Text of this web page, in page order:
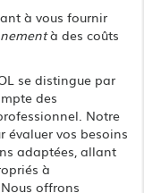
à vous fournir
à des coûts
se distingue par
des
Notre
évaluer vos besoins
adaptées, allant
à
offrons